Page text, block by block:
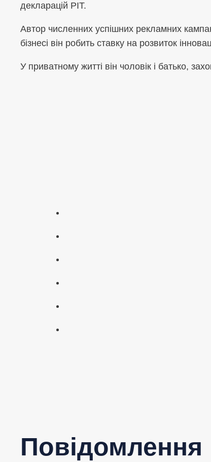
декларацій PIT.
Автор численних успішних рекламних
бізнесі він робить ставку на розвиток
У приватному житті він чоловік і батько,
Повідомлення